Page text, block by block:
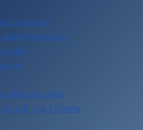
pratiques
administratives
Municipales
des Enfants